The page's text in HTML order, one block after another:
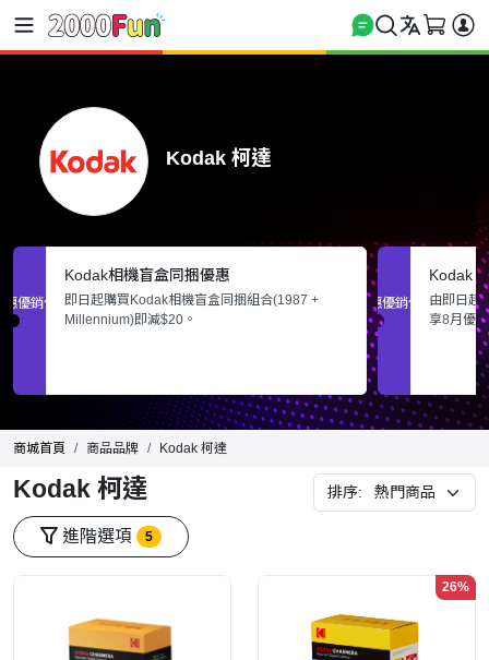
Kodak 柯達
促銷優惠
Kodak相機盲盒同捆優惠
即日起購買Kodak相機盲盒同捆組合(1987 +
Millennium)即減$20。
促銷優惠
Kodak
由即日起
享8月優
商城首頁 商品品牌 Kodak 柯達
Kodak 柯達 排序:
進階選項 5
26%